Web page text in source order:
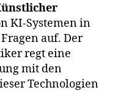
KI-Systemen in
auf. Der
regt eine
mit den
Technologien